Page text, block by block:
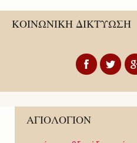
ΚΟΙΝΩΝΙΚΗ ΔΙΚΤΥΩΣΗ
ΑΓΙΟΛΟΓΙΟΝ